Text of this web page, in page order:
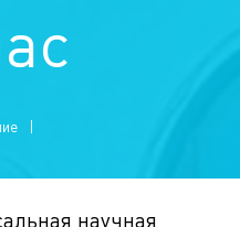
научная